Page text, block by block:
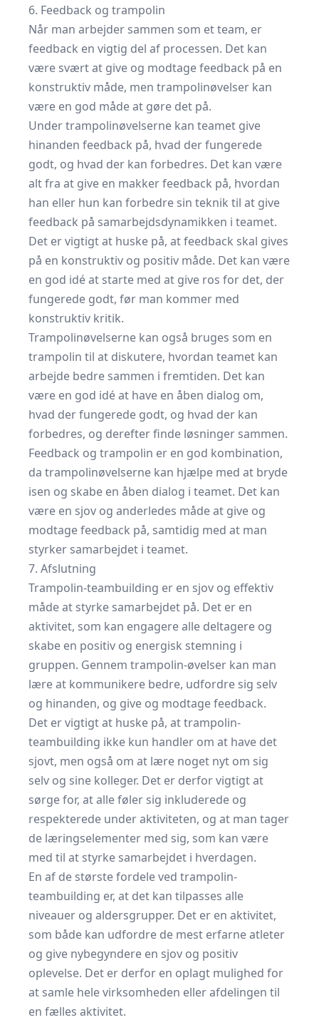
6. Feedback og trampolin
Når man arbejder sammen som et team, er
feedback en vigtig del af processen. Det kan
være svært at give og modtage feedback på en
konstruktiv måde, men trampolinøvelser kan
være en god måde at gøre det på.
Under trampolinøvelserne kan teamet give
hinanden feedback på, hvad der fungerede
godt, og hvad der kan forbedres. Det kan være
alt fra at give en makker feedback på, hvordan
han eller hun kan forbedre sin teknik til at give
feedback på samarbejdsdynamikken i teamet.
Det er vigtigt at huske på, at feedback skal gives
på en konstruktiv og positiv måde. Det kan være
en god idé at starte med at give ros for det, der
fungerede godt, før man kommer med
konstruktiv kritik.
Trampolinøvelserne kan også bruges som en
trampolin til at diskutere, hvordan teamet kan
arbejde bedre sammen i fremtiden. Det kan
være en god idé at have en åben dialog om,
hvad der fungerede godt, og hvad der kan
forbedres, og derefter finde løsninger sammen.
Feedback og trampolin er en god kombination,
da trampolinøvelserne kan hjælpe med at bryde
isen og skabe en åben dialog i teamet. Det kan
være en sjov og anderledes måde at give og
modtage feedback på, samtidig med at man
styrker samarbejdet i teamet.
7. Afslutning
Trampolin-teambuilding er en sjov og effektiv
måde at styrke samarbejdet på. Det er en
aktivitet, som kan engagere alle deltagere og
skabe en positiv og energisk stemning i
gruppen. Gennem trampolin-øvelser kan man
lære at kommunikere bedre, udfordre sig selv
og hinanden, og give og modtage feedback.
Det er vigtigt at huske på, at trampolin-
teambuilding ikke kun handler om at have det
sjovt, men også om at lære noget nyt om sig
selv og sine kolleger. Det er derfor vigtigt at
sørge for, at alle føler sig inkluderede og
respekterede under aktiviteten, og at man tager
de læringselementer med sig, som kan være
med til at styrke samarbejdet i hverdagen.
En af de største fordele ved trampolin-
teambuilding er, at det kan tilpasses alle
niveauer og aldersgrupper. Det er en aktivitet,
som både kan udfordre de mest erfarne atleter
og give nybegyndere en sjov og positiv
oplevelse. Det er derfor en oplagt mulighed for
at samle hele virksomheden eller afdelingen til
en fælles aktivitet.